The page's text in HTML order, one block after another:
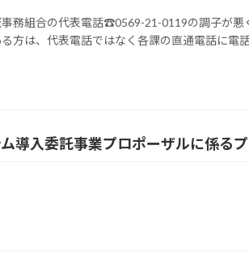
務組合の代表電話☎0569-21-0119の調子が悪
方は、代表電話ではなく各課の直通電話に電
導入委託事業プロポーザルに係る